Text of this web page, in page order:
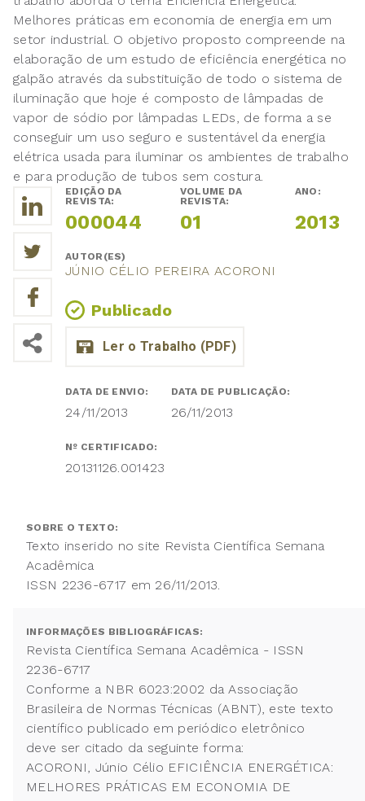
Melhores práticas em economia de energia em um
setor industrial. O objetivo proposto compreende na
elaboração de um estudo de eficiência energética no
galpão através da substituição de todo o sistema de
iluminação que hoje é composto de lâmpadas de
vapor de sódio por lâmpadas LEDs, de forma a se
conseguir um uso seguro e sustentável da energia
elétrica usada para iluminar os ambientes de trabalho
e para produção de tubos sem costura.
EDIÇÃO DA
REVISTA:
000044
VOLUME DA
REVISTA:
01
ANO:
2013
AUTOR(ES)
JÚNIO CÉLIO PEREIRA ACORONI
Publicado
DATA DE ENVIO:
24/11/2013
DATA DE PUBLICAÇÃO:
26/11/2013
Nº CERTIFICADO:
20131126.001423
SOBRE O TEXTO:
Texto inserido no site Revista Científica Semana
Acadêmica
ISSN 2236-6717 em 26/11/2013.
INFORMAÇÕES BIBLIOGRÁFICAS:
Revista Científica Semana Acadêmica - ISSN
2236-6717
Conforme a NBR 6023:2002 da Associação
Brasileira de Normas Técnicas (ABNT), este texto
científico publicado em periódico eletrônico
deve ser citado da seguinte forma:
ACORONI, Júnio Célio EFICIÊNCIA ENERGÉTICA:
MELHORES PRÁTICAS EM ECONOMIA DE